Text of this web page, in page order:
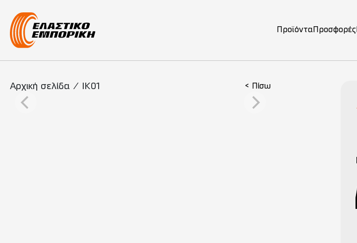
Κύρια πλοήγηση
Προϊόντα Προσφορές
Αρχική σελίδα / IK01 < Πίσω